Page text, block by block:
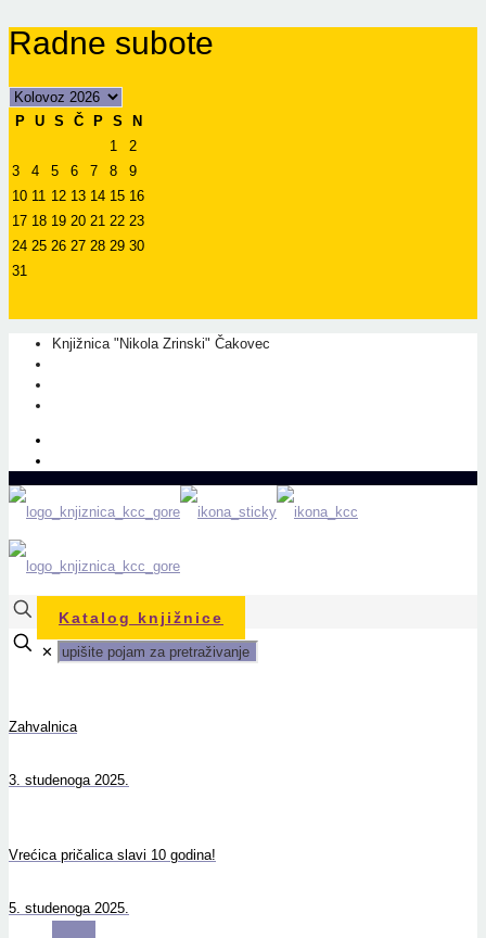
Radne subote
P U S Č P S
N
1
2
3
4 5 6 7 8
9
10 11 12 13 14 15 16
17 18 19 20 21 22 23
24 25 26 27 28 29 30
31
Knjižnica "Nikola Zrinski" Čakovec
Katalog knjižnice
✕
Zahvalnica
3. studenoga 2025.
Vrećica pričalica slavi 10 godina!
5. studenoga 2025.